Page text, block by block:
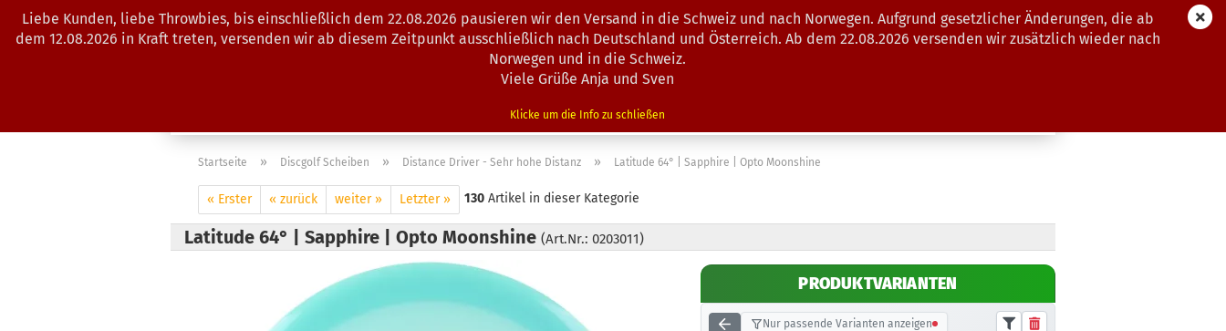
Suche...
Liebe Kunden, liebe Throwbies, bis einschließlich dem 22.08.2026 pausieren wir den Versand in die Schweiz und nach Norwegen. Aufgrund gesetzlicher Änderungen, die ab
dem 12.08.2026 in Kraft treten, versenden wir ab diesem Zeitpunkt ausschließlich nach Deutschland und Österreich. Ab dem 22.08.2026 versenden wir zusätzlich wieder nach
Norwegen und in die Schweiz.
Viele Grüße Anja und Sven
Klicke um die Info zu schließen
AUSRÜSTUNG ZUBEHÖR
Startseite » Discgolf Scheiben » Distance Driver - Sehr hohe Distanz » Latitude 64° | Sapphire | Opto Moonshine
« Erster « zurück weiter » Letzter » 130 Artikel in dieser Kategorie
Latitude 64° | Sapphire | Opto Moonshine (Art.Nr.: 0203011)
PRODUKTVARIANTEN
Nur passende Varianten anzeigen